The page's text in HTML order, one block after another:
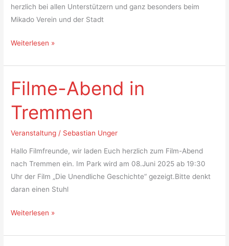
herzlich bei allen Unterstützern und ganz besonders beim
Mikado Verein und der Stadt
Weiterlesen »
Filme-Abend in
Tremmen
Veranstaltung / Sebastian Unger
Hallo Filmfreunde, wir laden Euch herzlich zum Film-Abend
nach Tremmen ein. Im Park wird am 08.Juni 2025 ab 19:30
Uhr der Film „Die Unendliche Geschichte“ gezeigt.Bitte denkt
daran einen Stuhl
Filme-
Abend
in
Tremmen
Weiterlesen »